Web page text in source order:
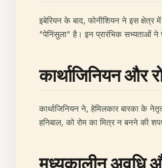
इबेरियन के बाद, फोनीशियन ने इस क्षेत्र
"पेनिंसुला" है। इन प्रारंभिक सभ्यताओं ने
कार्थाजिनियन और
कार्थाजिनियन ने, हेमिलकार बारका के
हनिबाल, को रोम का मित्र न बनने की